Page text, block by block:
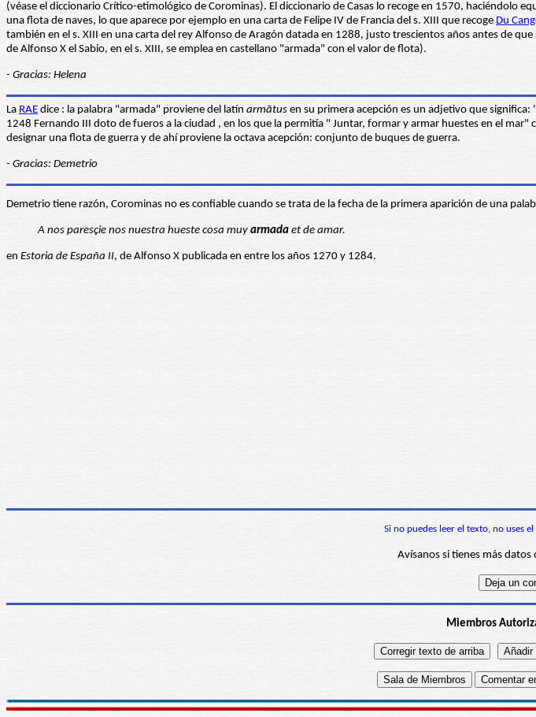
(véase el diccionario Crítico-etimológico de Corominas). El diccionario de Casas lo recoge en 1570, haciéndolo
una flota de naves, lo que aparece por ejemplo en una carta de Felipe IV de Francia del s. XIII que recoge Du
también en el s. XIII en una carta del rey Alfonso de Aragón datada en 1288, justo trescientos años antes de
de Alfonso X el Sabio, en el s. XIII, se emplea en castellano "armada" con el valor de flota).
- Gracias: Helena
La RAE dice : la palabra "armada" proviene del latín armātus en su primera acepción es un adjetivo que
1248 Fernando III doto de fueros a la ciudad , en los que la permitía " Juntar, formar y armar huestes en el
designar una flota de guerra y de ahí proviene la octava acepción: conjunto de buques de guerra.
- Gracias: Demetrio
Demetrio tiene razón, Corominas no es confiable cuando se trata de la fecha de la primera aparición de una
A nos paresçie nos nuestra hueste cosa muy armada et de amar.
en Estoria de España II, de Alfonso X publicada en entre los años 1270 y 1284.
Si no puedes leer el texto, no uses
Avísanos si tienes más datos
Miembros